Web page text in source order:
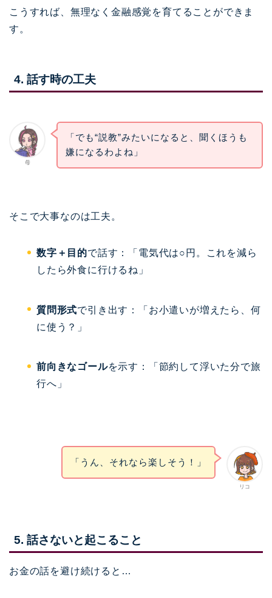
こうすれば、無理なく金融感覚を育てることができま
す。
4. 話す時の工夫
母
「でも“説教”みたいになると、聞くほうも
嫌になるわよね」
そこで大事なのは工夫。
数字＋目的で話す：「電気代は○円。これを減ら
したら外食に行けるね」
質問形式で引き出す：「お小遣いが増えたら、何
に使う？」
前向きなゴールを示す：「節約して浮いた分で旅
行へ」
リコ
「うん、それなら楽しそう！」
5. 話さないと起こること
お金の話を避け続けると…